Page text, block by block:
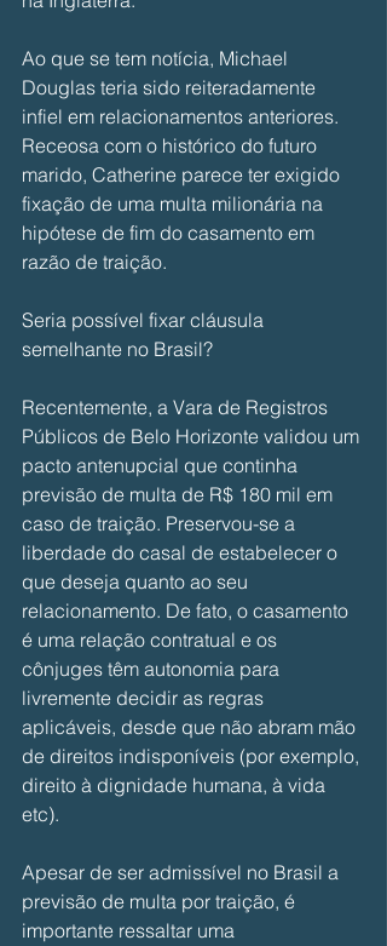
Ao que se tem notícia, Michael
Douglas teria sido reiteradamente
infiel em relacionamentos anteriores.
Receosa com o histórico do futuro
marido, Catherine parece ter exigido
fixação de uma multa milionária na
hipótese de fim do casamento em
razão de traição.
Seria possível fixar cláusula
semelhante no Brasil?
Recentemente, a Vara de Registros
Públicos de Belo Horizonte validou um
pacto antenupcial que continha
previsão de multa de R$ 180 mil em
caso de traição. Preservou-se a
liberdade do casal de estabelecer o
que deseja quanto ao seu
relacionamento. De fato, o casamento
é uma relação contratual e os
cônjuges têm autonomia para
livremente decidir as regras
aplicáveis, desde que não abram mão
de direitos indisponíveis (por exemplo,
direito à dignidade humana, à vida
etc).
Apesar de ser admissível no Brasil a
previsão de multa por traição, é
importante ressaltar uma